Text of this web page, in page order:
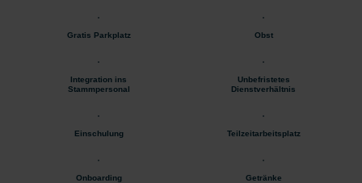
Gratis Parkplatz Obst
Integration ins
Stammpersonal
Unbefristetes
Dienstverhältnis
Einschulung Teilzeitarbeitsplatz
Onboarding Getränke